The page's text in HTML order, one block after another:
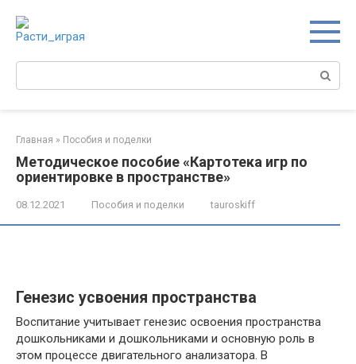
контенту
Поиск:
Главная » Пособия и поделки
Методическое пособие «Картотека игр по
ориентировке в пространстве»
08.12.2021 Пособия и поделки tauroskiff
Генезис усвоения пространства
Воспитание учитывает генезис освоения пространства
дошкольниками и дошкольниками и основную роль в
этом процессе двигательного анализатора. В